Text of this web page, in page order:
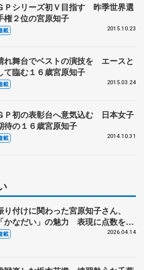
Ｐシリーズ初Ｖ目指す 昨季世界選
権２位の宮原知子
載 2015.10.23
れ舞台でベストの演技を エースと
て臨む１６歳宮原知子
載 2015.03.24
Ｐ初の表彰台へ意気込む 日本女子
待の１６歳宮原知子
載 2014.10.31
り付けに関わった宮原知子さん、
「かなだい」の魅力 表現に点数をつ
る難しさとは? ダンサーで振付家
載 2026.04.14